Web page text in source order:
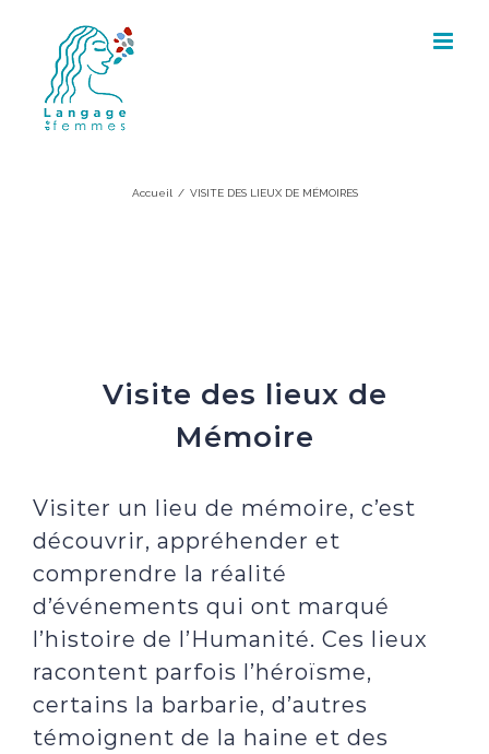
content
Accueil / VISITE DES LIEUX DE MÉMOIRES
Visite des lieux de
Mémoire
Visiter un lieu de mémoire, c’est
découvrir, appréhender et
comprendre la réalité
d’événements qui ont marqué
l’histoire de l’Humanité. Ces lieux
racontent parfois l’héroïsme,
certains la barbarie, d’autres
témoignent de la haine et des